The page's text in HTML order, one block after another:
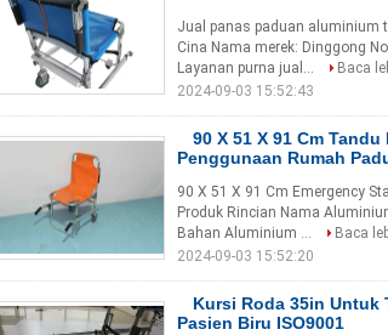
Jual panas paduan aluminium
Cina Nama merek: Dinggong
Layanan purna jual...
Baca
2024-09-03 15:52:43
90 X 51 X 91 Cm
Penggunaan Rumah
90 X 51 X 91 Cm Emergency
Produk Rincian Nama
Bahan Aluminium ...
Baca
2024-09-03 15:52:20
Kursi Roda 35in Untuk
Pasien Biru ISO9001